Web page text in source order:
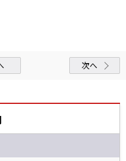
次へ